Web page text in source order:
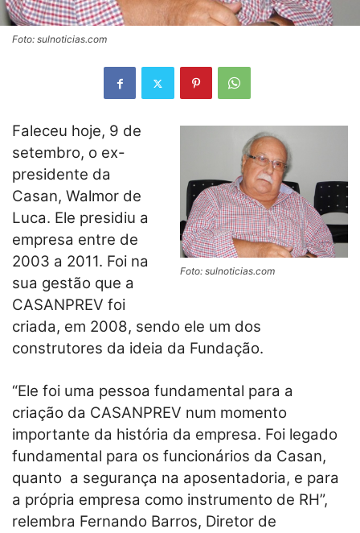
Foto: sulnoticias.com
Foto: sulnoticias.com
Faleceu hoje, 9 de
setembro, o ex-
presidente da
Casan, Walmor de
Luca. Ele presidiu a
empresa entre de
2003 a 2011. Foi na
sua gestão que a
CASANPREV foi
criada, em 2008, sendo ele um dos
construtores da ideia da Fundação.
“Ele foi uma pessoa fundamental para a
criação da CASANPREV num momento
importante da história da empresa. Foi legado
fundamental para os funcionários da Casan,
quanto a segurança na aposentadoria, e para
a própria empresa como instrumento de RH”,
relembra Fernando Barros, Diretor de